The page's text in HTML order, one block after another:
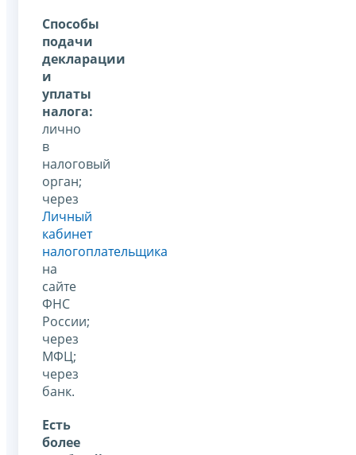
Способы
подачи
декларации
и
уплаты
налога:
лично
в
налоговый
орган;
через
Личный
кабинет
налогоплательщика
на
сайте
ФНС
России;
через
МФЦ;
через
банк.
Есть
более